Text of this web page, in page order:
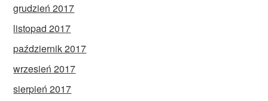
grudzień 2017
listopad 2017
październik 2017
wrzesień 2017
sierpień 2017